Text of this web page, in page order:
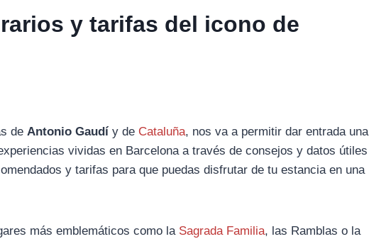
y tarifas del icono de
de Antonio Gaudí y de Cataluña, nos va a permitir dar entrada una
vividas en Barcelona a través de consejos y datos útiles
y tarifas para que puedas disfrutar de tu estancia en una
más emblemáticos como la Sagrada Familia, las Ramblas o la